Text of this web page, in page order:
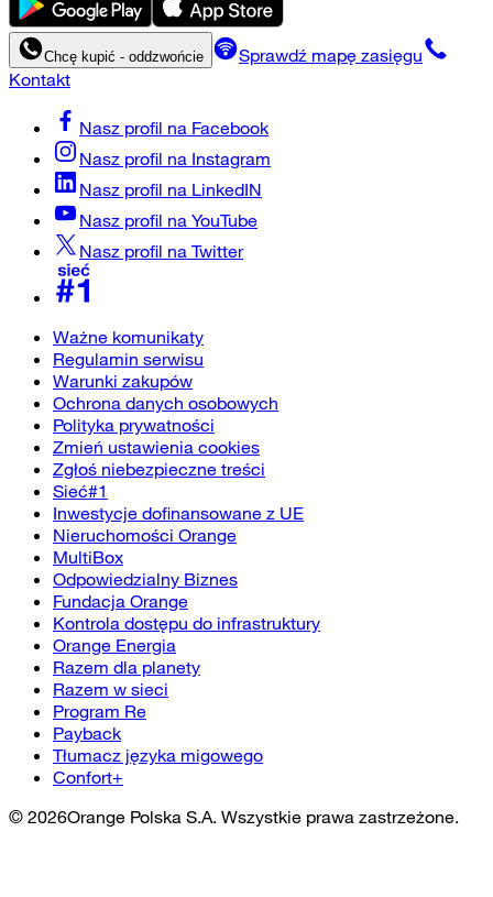
Chcę kupić - oddzwońcie
Sprawdź mapę zasięgu
Kontakt
Nasz profil na Facebook
Nasz profil na Instagram
Nasz profil na LinkedIN
Nasz profil na YouTube
Nasz profil na Twitter
Ważne komunikaty
Regulamin serwisu
Warunki zakupów
Ochrona danych osobowych
Polityka prywatności
Zmień ustawienia cookies
Zgłoś niebezpieczne treści
Sieć#1
Inwestycje dofinansowane z UE
Nieruchomości Orange
MultiBox
Odpowiedzialny Biznes
Fundacja Orange
Kontrola dostępu do infrastruktury
Orange Energia
Razem dla planety
Razem w sieci
Program Re
Payback
Tłumacz języka migowego
Confort+
© 2026Orange Polska S.A. Wszystkie prawa zastrzeżone.